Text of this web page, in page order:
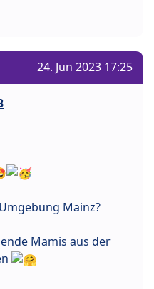
24. Jun 2023 17:25
Mainz?
Mamis aus der